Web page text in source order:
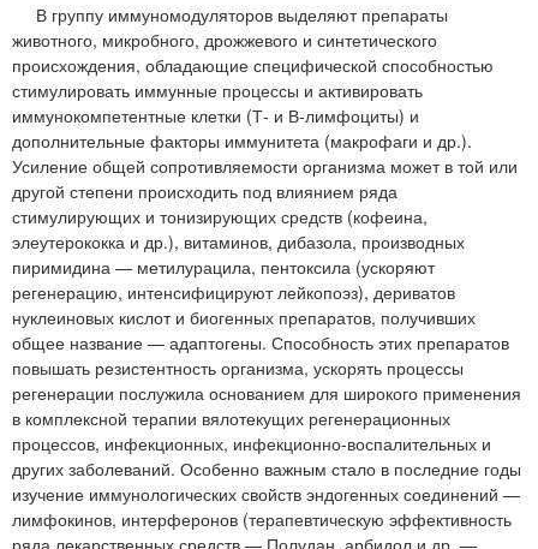
В группу иммуномодуляторов выделяют препараты
животного, микробного, дрожжевого и синтетического
происхождения, обладающие специфической способностью
стимулировать иммунные процессы и активировать
иммунокомпетентные клетки (Т- и В-лимфоциты) и
дополнительные факторы иммунитета (макрофаги и др.).
Усиление общей сопротивляемости организма может в той или
другой степени происходить под влиянием ряда
стимулирующих и тонизирующих средств (кофеина,
элеутерококка и др.), витаминов, дибазола, производных
пиримидина — метилурацила, пентоксила (ускоряют
регенерацию, интенсифицируют лейкопоэз), дериватов
нуклеиновых кислот и биогенных препаратов, получивших
общее название — адаптогены. Способность этих препаратов
повышать резистентность организма, ускорять процессы
регенерации послужила основанием для широкого применения
в комплексной терапии вялотекущих регенерационных
процессов, инфекционных, инфекционно-воспалительных и
других заболеваний. Особенно важным стало в последние годы
изучение иммунологических свойств эндогенных соединений —
лимфокинов, интерферонов (терапевтическую эффективность
ряда лекарственных средств — Полудан, арбидол и др. —